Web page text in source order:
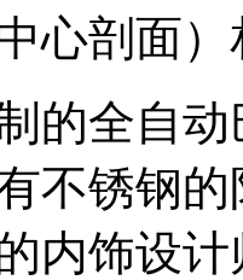
心剖面
全自动
不锈钢
内饰设